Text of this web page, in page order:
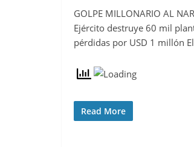
GOLPE MILLONARIO AL
Ejército destruye 60 mil
pérdidas por USD 1 millón
Read More